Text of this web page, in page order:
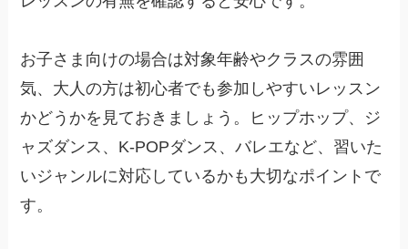
お子さま向けの場合は対象年齢やクラスの雰囲
気、大人の方は初心者でも参加しやすいレッスン
かどうかを見ておきましょう。ヒップホップ、ジ
ャズダンス、K-POPダンス、バレエなど、習いた
いジャンルに対応しているかも大切なポイントで
す。